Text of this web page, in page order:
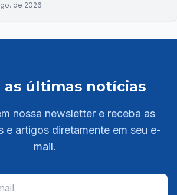
de 2026
as últimas notícias
nossa newsletter e receba as
e artigos diretamente em seu e-
mail.